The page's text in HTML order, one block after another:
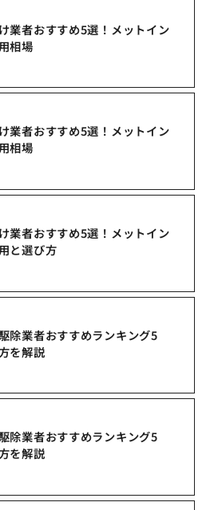
業者おすすめ5選！メットイン
相場
業者おすすめ5選！メットイン
相場
業者おすすめ5選！メットイン
と選び方
除業者おすすめランキング5
を解説
除業者おすすめランキング5
を解説